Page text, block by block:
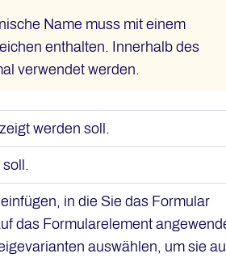
Name muss mit einem
enthalten. Innerhalb des
verwendet werden.
werden soll.
soll.
in die Sie das Formular
das Formularelement
auswählen, um sie